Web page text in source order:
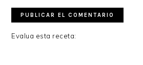
Evalua esta receta: